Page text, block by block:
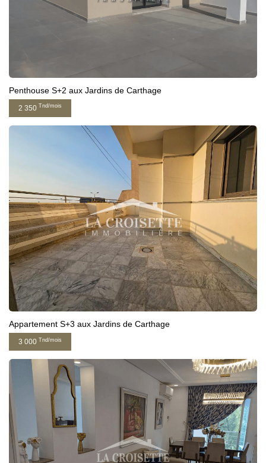
Penthouse S+2 aux Jardins de Carthage
2 350 Tnd/mois
Appartement S+3 aux Jardins de Carthage
3 000 Tnd/mois